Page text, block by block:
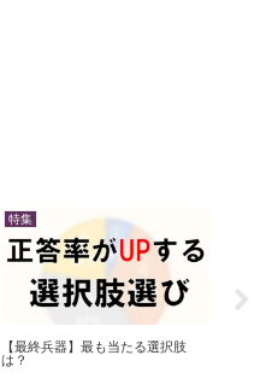
特集
【最終兵器】最も当たる選択肢
は？